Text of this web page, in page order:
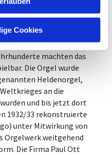
Cookies
ältesten bekannten
Konstruktion, die im
in das 18. Jh, gebaut
machten das
Die Orgel wurde
Heldenorgel,
an die
und bis jetzt dort
1932/33 rekonstruierte
unter Mitwirkung von
Orgelwerk weitgehend
Die Firma Paul Ott